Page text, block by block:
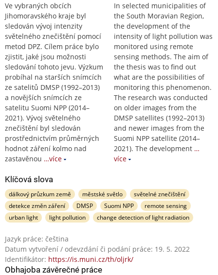
Ve vybraných obcích
Jihomoravského kraje byl
sledován vývoj intenzity
světelného znečištění pomocí
metod DPZ. Cílem práce bylo
zjistit, jaké jsou možnosti
sledování tohoto jevu. Výzkum
probíhal na starších snímcích
ze satelitů DMSP (1992–2013)
a novějších snímcích ze
satelitu Suomi NPP (2014–
2021). Vývoj světelného
znečištění byl sledován
prostřednictvím průměrných
hodnot záření kolmo nad
zastavěnou …více
In selected municipalities of
the South Moravian Region,
the development of the
intensity of light pollution was
monitored using remote
sensing methods. The aim of
the thesis was to find out
what are the possibilities of
monitoring this phenomenon.
The research was conducted
on older images from the
DMSP satellites (1992–2013)
and newer images from the
Suomi NPP satellite (2014–
2021). The development …
více
Klíčová slova
dálkový průzkum země městské světlo
světelné znečištění
detekce změn záření
DMSP Suomi NPP
remote sensing
urban light
light pollution change detection of light radiation
Jazyk práce: čeština
Datum vytvoření / odevzdání či podání práce: 19. 5. 2022
Identifikátor: https://is.muni.cz/th/oljrk/
Obhajoba závěrečné práce